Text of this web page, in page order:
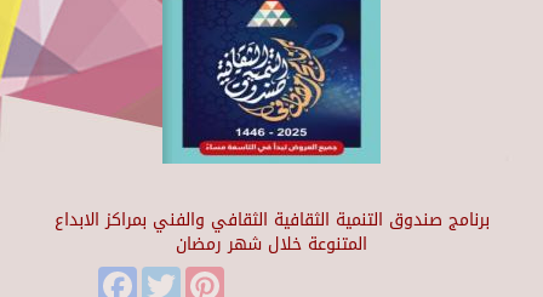
برنامج صندوق التنمية الثقافية الثقافي والفني بمراكز الابداع
المتنوعة خلال شهر رمضان
FacebookTwitter